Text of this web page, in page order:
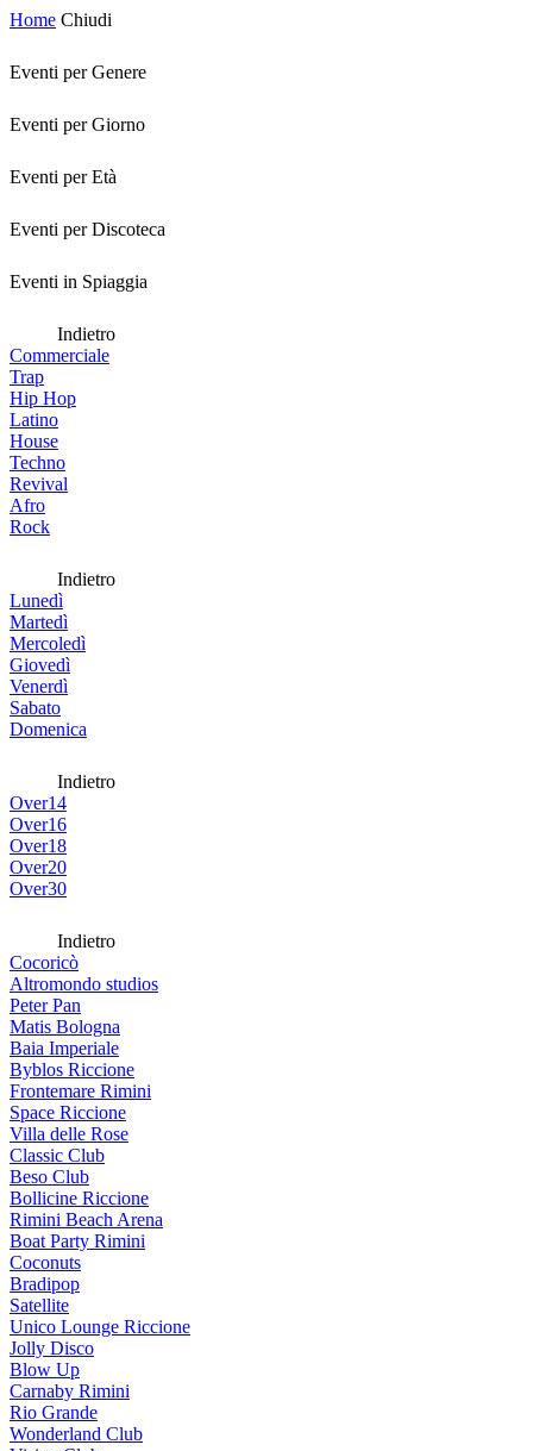
Home Chiudi
Eventi per Genere
Eventi per Giorno
Eventi per Età
Eventi per Discoteca
Eventi in Spiaggia
Indietro
Commerciale
Trap
Hip Hop
Latino
House
Techno
Revival
Afro
Rock
Indietro
Lunedì
Martedì
Mercoledì
Giovedì
Venerdì
Sabato
Domenica
Indietro
Over14
Over16
Over18
Over20
Over30
Indietro
Cocoricò
Altromondo studios
Peter Pan
Matis Bologna
Baia Imperiale
Byblos Riccione
Frontemare Rimini
Space Riccione
Villa delle Rose
Classic Club
Beso Club
Bollicine Riccione
Rimini Beach Arena
Boat Party Rimini
Coconuts
Bradipop
Satellite
Unico Lounge Riccione
Jolly Disco
Blow Up
Carnaby Rimini
Rio Grande
Wonderland Club